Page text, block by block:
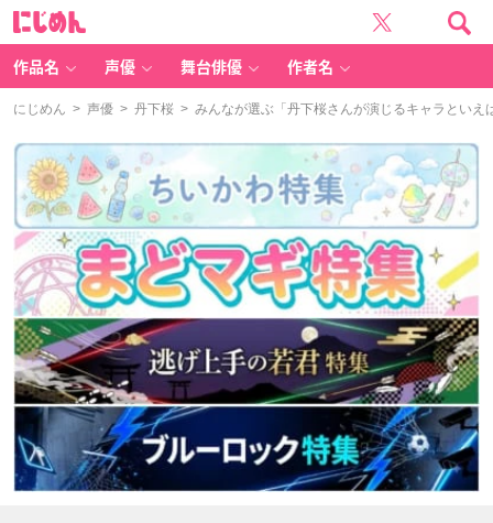
作品名 声優 舞台俳優 作者名
にじめん > 声優 > 丹下桜 > みんなが選ぶ「丹下桜さんが演じるキャラといえ